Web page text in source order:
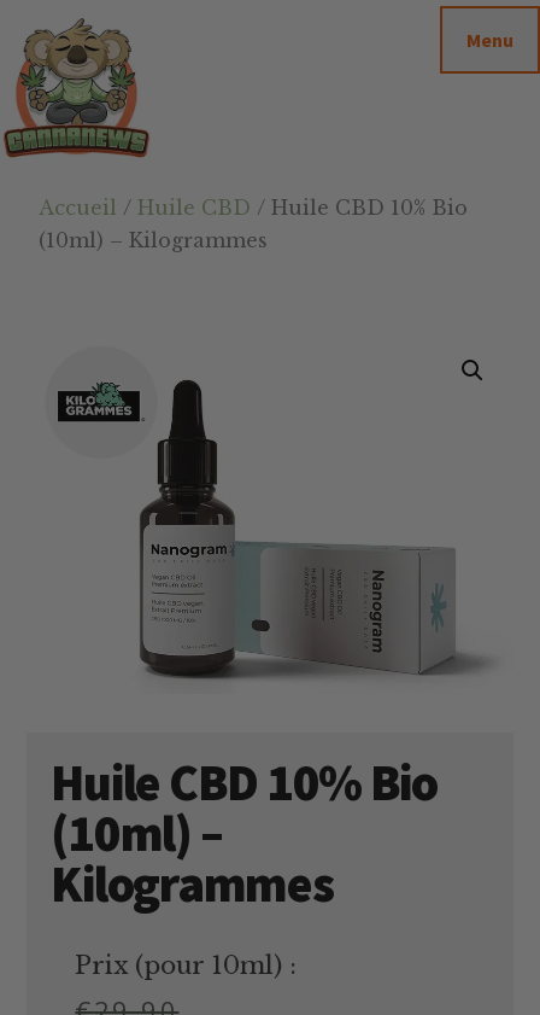
contenu
principal
barre
latérale
principale
footer
Cannanews.fr
Menu
Accueil /Huile CBD / Huile CBD 10% Bio
(10ml) – Kilogrammes
Huile CBD 10% Bio
(10ml) –
Kilogrammes
Prix (pour 10ml) :